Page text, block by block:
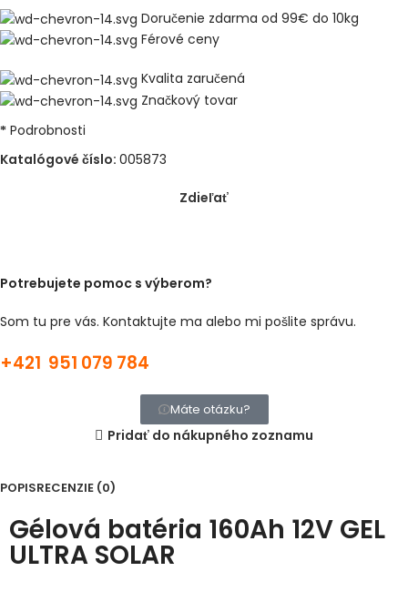
Doručenie zdarma od 99€ do 10kg
Férové ceny
Kvalita zaručená
Značkový tovar
Podrobnosti
Katalógové číslo: 005873
Zdieľať
Potrebujete pomoc s výberom?
Som tu pre vás. Kontaktujte ma alebo mi pošlite správu.
+421 951 079 784
Máte otázku?
Pridať do nákupného zoznamu
POPISRECENZIE (0)
Gélová batéria 160Ah 12V GEL
ULTRA SOLAR